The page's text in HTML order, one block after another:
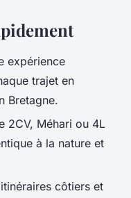
expérience
trajet en
Bretagne.
2CV, Méhari ou 4L
à la nature et
côtiers et